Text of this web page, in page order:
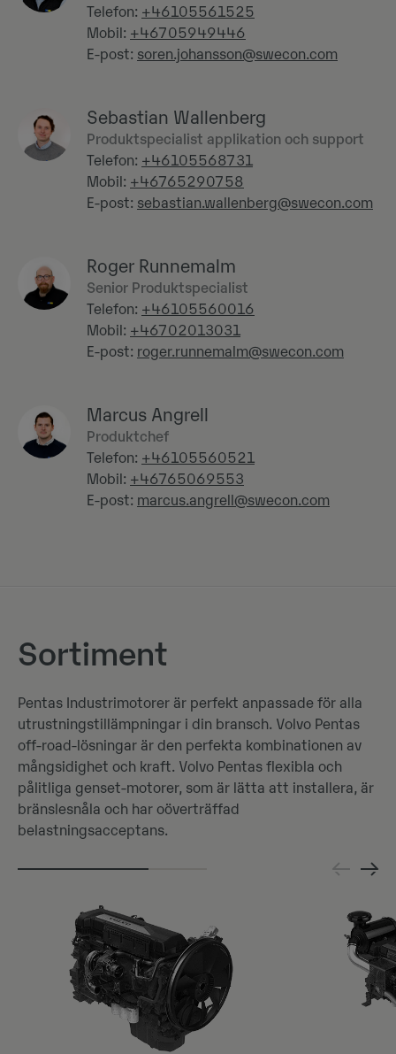
Telefon: +46105561525
Mobil: +46705949446
E-post: soren.johansson@swecon.com
Sebastian Wallenberg
Produktspecialist applikation och support
Telefon: +46105568731
Mobil: +46765290758
E-post: sebastian.wallenberg@swecon.com
Roger Runnemalm
Senior Produktspecialist
Telefon: +46105560016
Mobil: +46702013031
E-post: roger.runnemalm@swecon.com
Marcus Angrell
Produktchef
Telefon: +46105560521
Mobil: +46765069553
E-post: marcus.angrell@swecon.com
Sortiment
Pentas Industrimotorer är perfekt anpassade för alla
utrustningstillämpningar i din bransch. Volvo Pentas
off-road-lösningar är den perfekta kombinationen av
mångsidighet och kraft. Volvo Pentas flexibla och
pålitliga genset-motorer, som är lätta att installera, är
bränslesnåla och har oöverträffad
belastningsacceptans.